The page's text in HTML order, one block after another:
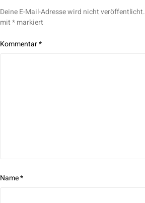
Deine E-Mail-Adresse wird nicht veröffentlicht.
mit*markiert
Kommentar*
Name*